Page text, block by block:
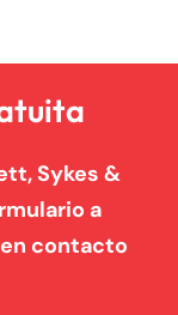
Sykes &
a
contacto